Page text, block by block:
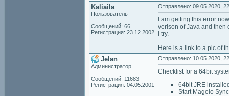
Kaliaila
Пользователь
Сообщений: 66
Регистрация: 23.12.2002
Отправлено: 09.05.2020,
I am getting this error
verison of Java and then
I try.
Here is a link to a pic of
Jelan
Администратор
Сообщений: 11683
Регистрация: 04.05.2001
Отправлено: 10.05.2020,
Checklist for a 64bit
64bit JRE
Start Magelo